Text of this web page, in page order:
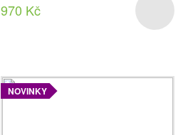
970 Kč
NOVINKY